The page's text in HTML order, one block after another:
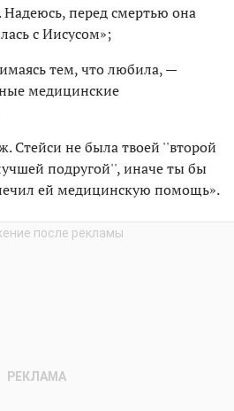
перед смертью она
с Иисусом»;
тем, что любила, —
медицинские
Стейси не была твоей ''второй
подругой'', иначе ты бы
ей медицинскую помощь».